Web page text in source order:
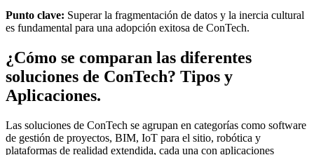
Punto clave: Superar la fragmentación de datos y la inercia cultural
es fundamental para una adopción exitosa de ConTech.
¿Cómo se comparan las diferentes
soluciones de ConTech? Tipos y
Aplicaciones.
Las soluciones de ConTech se agrupan en categorías como software
de gestión de proyectos, BIM, IoT para el sitio, robótica y
plataformas de realidad extendida, cada una con aplicaciones